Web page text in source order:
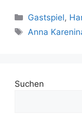
Kategorien
Gastspiel,
Schlagwörter
Anna
Suchen